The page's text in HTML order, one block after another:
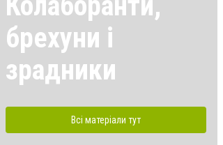
брехуни і
зрадники
Всі матеріали тут